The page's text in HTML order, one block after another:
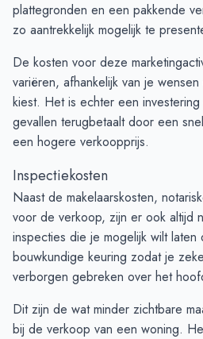
plattegronden en een pakkende
zo aantrekkelijk mogelijk te
De kosten voor deze
variëren, afhankelijk van je
kiest. Het is echter een
gevallen terugbetaalt door een
een hogere verkoopprijs.
Inspectiekosten
Naast de makelaarskosten,
voor de verkoop, zijn er ook altijd
inspecties die je mogelijk wilt
bouwkundige keuring zodat je
verborgen gebreken over het
Dit zijn de wat minder zichtbare
bij de verkoop van een woning.